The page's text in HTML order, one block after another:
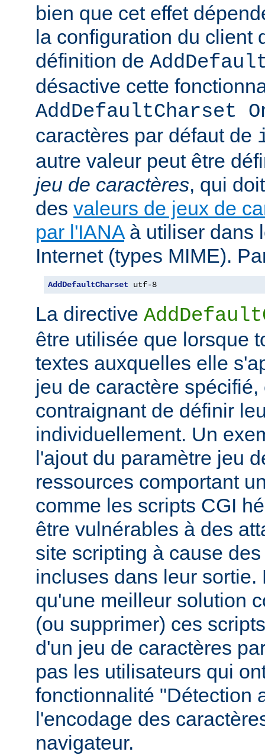
bien que cet effet
la configuration du client
définition de
désactive cette
AddDefaultCharset
caractères par défaut de
autre valeur peut être
jeu de caractères, qui
des valeurs de jeux de
par l'IANAà utiliser dans
Internet (types MIME).
AddDefaultCharset utf-8
La directive
être utilisée que lorsque
textes auxquelles elle
jeu de caractère
contraignant de définir
individuellement. Un
l'ajout du paramètre jeu
ressources comportant
comme les scripts CGI
être vulnérables à des
site scripting à cause
incluses dans leur sortie.
qu'une meilleur solution
(ou supprimer) ces
d'un jeu de caractères
pas les utilisateurs qui
fonctionnalité "Détection
l'encodage des
navigateur.